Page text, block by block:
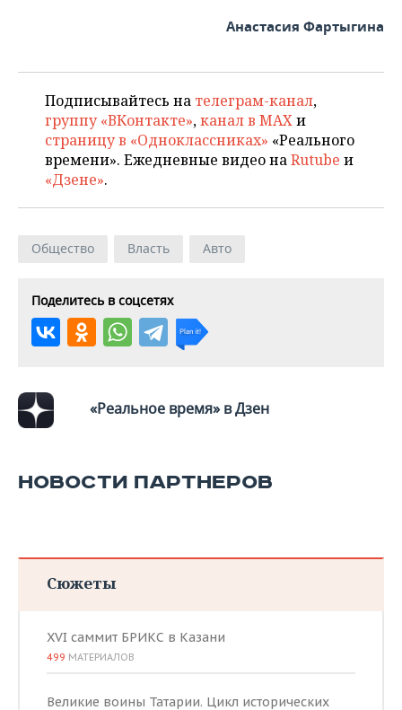
Анастасия Фартыгина
Подписывайтесь на телеграм-канал,
группу «ВКонтакте»,канал в MAXи
страницу в «Одноклассниках» «Реального
времени». Ежедневные видео наRutube и
«Дзене».
Общество Власть Авто
Поделитесь в соцсетях
«Реальное время» в Дзен
НОВОСТИ ПАРТНЕРОВ
Сюжеты
XVI саммит БРИКС в Казани
499 МАТЕРИАЛОВ
Великие воины Татарии. Цикл исторических